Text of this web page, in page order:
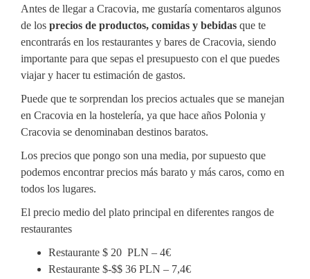
Antes de llegar a Cracovia, me gustaría comentaros algunos
de los precios de productos, comidas y bebidas que te
encontrarás en los restaurantes y bares de Cracovia, siendo
importante para que sepas el presupuesto con el que puedes
viajar y hacer tu estimación de gastos.
Puede que te sorprendan los precios actuales que se manejan
en Cracovia en la hostelería, ya que hace años Polonia y
Cracovia se denominaban destinos baratos.
Los precios que pongo son una media, por supuesto que
podemos encontrar precios más barato y más caros, como en
todos los lugares.
El precio medio del plato principal en diferentes rangos de
restaurantes
Restaurante $ 20 PLN – 4€
Restaurante $-$$ 36 PLN – 7,4€